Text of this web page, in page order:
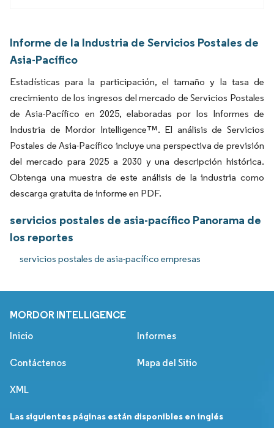
Informe de la Industria de Servicios Postales de
Asia-Pacífico
Estadísticas para la participación, el tamaño y la tasa de
crecimiento de los ingresos del mercado de Servicios Postales
de Asia-Pacífico en 2025, elaboradas por los Informes de
Industria de Mordor Intelligence™. El análisis de Servicios
Postales de Asia-Pacífico incluye una perspectiva de previsión
del mercado para 2025 a 2030 y una descripción histórica.
Obtenga una muestra de este análisis de la industria como
descarga gratuita de informe en PDF.
servicios postales de asia-pacífico Panorama de
los reportes
servicios postales de asia-pacífico empresas
MORDOR INTELLIGENCE
Inicio Informes
Contáctenos Mapa del Sitio
XML
Las siguientes páginas están disponibles en inglés